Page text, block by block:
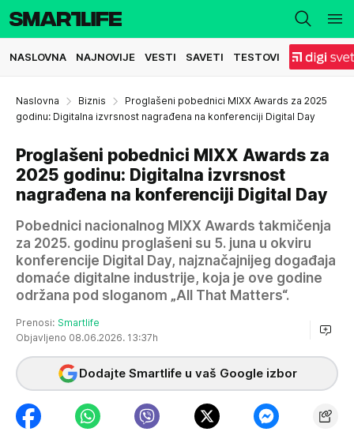
NASLOVNA NAJNOVIJE VESTI SAVETI TESTOVI
Naslovna Biznis
Proglašeni pobednici MIXX Awards za 2025
godinu: Digitalna izvrsnost nagrađena na konferenciji Digital Day
Proglašeni pobednici MIXX Awards za
2025 godinu: Digitalna izvrsnost
nagrađena na konferenciji Digital Day
Pobednici nacionalnog MIXX Awards takmičenja
za 2025. godinu proglašeni su 5. juna u okviru
konferencije Digital Day, najznačajnijeg događaja
domaće digitalne industrije, koja je ove godine
održana pod sloganom „All That Matters“.
Prenosi: Smartlife
Objavljeno 08.06.2026. 13:37h
Dodajte Smartlife u vaš Google izbor